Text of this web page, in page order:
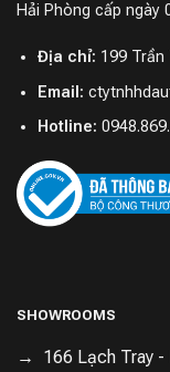
Hải Phòng cấp ngày
Địa chỉ: 199 Trần
Email:
Hotline:
SHOWROOMS
166 Lạch Tray -